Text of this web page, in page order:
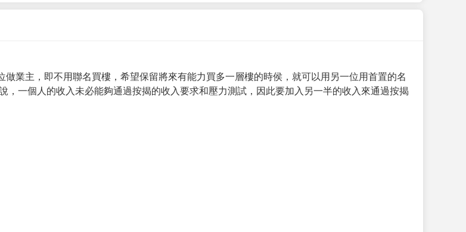
業主，即不用聯名買樓，希望保留將來有能力買多一層樓的時侯，就可以用另一位用首置的名
，一個人的收入未必能夠通過按揭的收入要求和壓力測試，因此要加入另一半的收入來通過按揭